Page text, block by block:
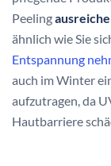
Peeling
ähnlich wie Sie
Entspannung
auch im Winter
aufzutragen, da
Hautbarriere